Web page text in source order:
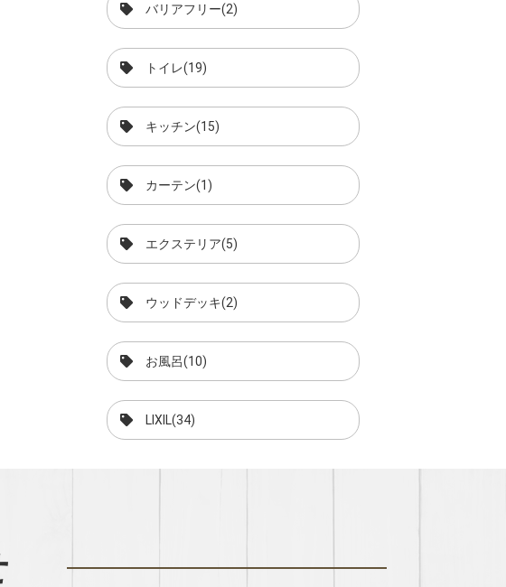
バリアフリー(2)
トイレ(19)
キッチン(15)
カーテン(1)
エクステリア(5)
ウッドデッキ(2)
お風呂(10)
LIXIL(34)